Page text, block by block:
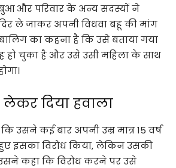
बुआ और परिवार के अन्य सदस्यों ने
ले जाकर अपनी विधवा बहू की मांग
का कहना है कि उसे बताया गया
हो चुका है और उसे उसी महिला के साथ
लेकर दिया हवाला
उसने कई बार अपनी उम्र मात्र 15 वर्ष
इसका विरोध किया, लेकिन उसकी
कहा कि विरोध करने पर उसे